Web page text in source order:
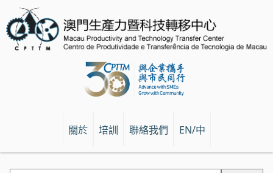
關於 培訓 聯絡我們 EN/中